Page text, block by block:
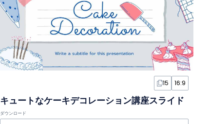
15 16:9
キュートなケーキデコレーション講座スライド
ダウンロード